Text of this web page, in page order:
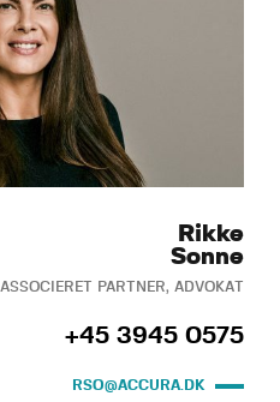
Rikke
Sonne
ASSOCIERET PARTNER, ADVOKAT
+45 3945 0575
RSO@ACCURA.DK